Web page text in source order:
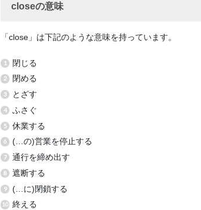
closeの意味
「close」は下記のような意味を持っています。
閉じる
閉める
とざす
ふさぐ
休業する
(…の)営業を停止する
通行を締め出す
遮断する
(…に)閉鎖する
終える